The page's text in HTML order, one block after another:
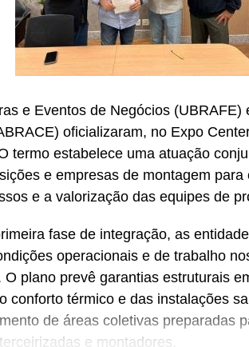
e Eventos de Negócios (UBRAFE)
oficializaram, no Expo
termo estabelece uma atuação
e empresas de montagem
e a valorização das equipes de
fase de integração, as
operacionais e de trabalho
plano prevê garantias estruturais
conforto térmico e das instalações
de áreas coletivas preparadas
e montadores.